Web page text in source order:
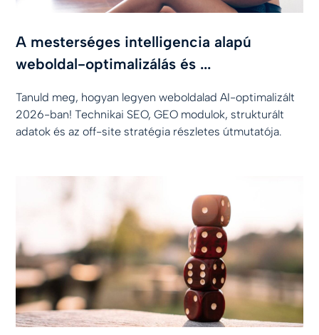
A mesterséges intelligencia alapú
weboldal-optimalizálás és ...
Tanuld meg, hogyan legyen weboldalad AI-optimalizált
2026-ban! Technikai SEO, GEO modulok, strukturált
adatok és az off-site stratégia részletes útmutatója.